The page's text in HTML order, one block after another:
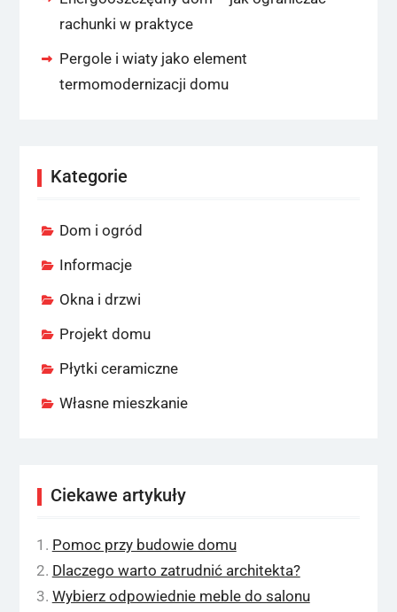
rachunki w praktyce
Pergole i wiaty jako element
termomodernizacji domu
Kategorie
Dom i ogród
Informacje
Okna i drzwi
Projekt domu
Płytki ceramiczne
Własne mieszkanie
Ciekawe artykuły
Pomoc przy budowie domu
Dlaczego warto zatrudnić architekta?
Wybierz odpowiednie meble do salonu